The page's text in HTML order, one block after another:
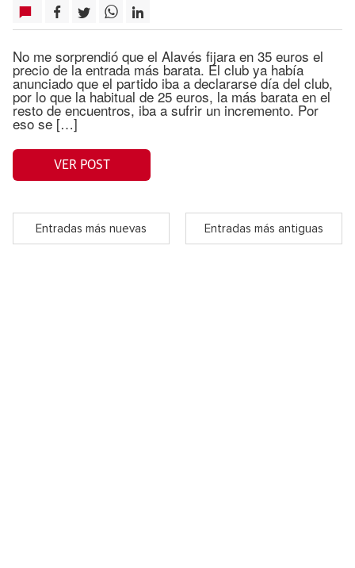
No me sorprendió que el Alavés fijara en 35 euros el
precio de la entrada más barata. El club ya había
anunciado que el partido iba a declararse día del club,
por lo que la habitual de 25 euros, la más barata en el
resto de encuentros, iba a sufrir un incremento. Por
eso se […]
VER POST
Entradas más nuevas Entradas más antiguas